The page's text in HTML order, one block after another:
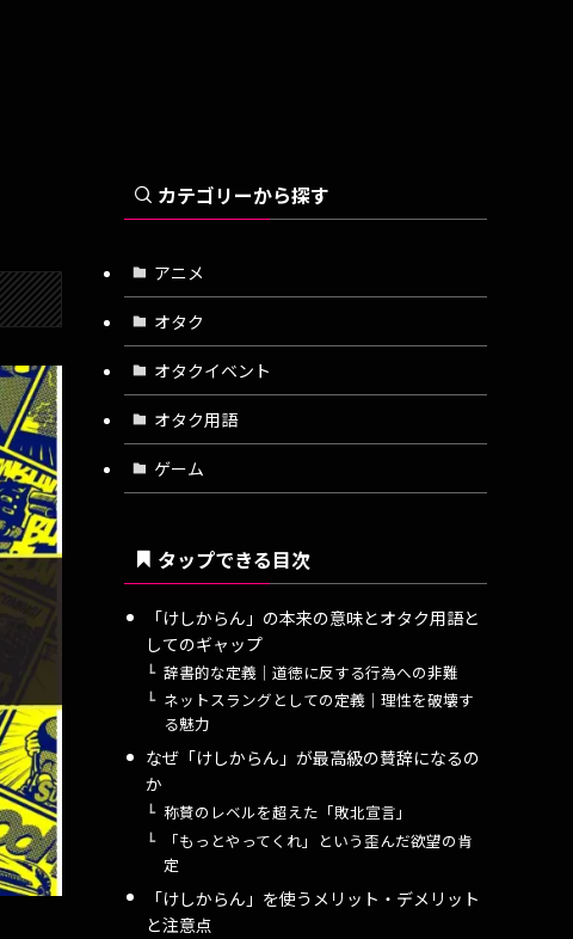
カテゴリーから探す
アニメ
オタク
オタクイベント
オタク用語
ゲーム
タップできる目次
「けしからん」の本来の意味とオタク用語と
してのギャップ
辞書的な定義｜道徳に反する行為への非難
ネットスラングとしての定義｜理性を破壊す
る魅力
なぜ「けしからん」が最高級の賛辞になるの
か
称賛のレベルを超えた「敗北宣言」
「もっとやってくれ」という歪んだ欲望の肯
定
「けしからん」を使うメリット・デメリット
と注意点